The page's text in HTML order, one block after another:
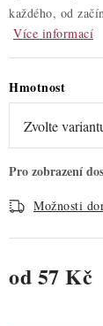
každého, od
Více informací
Hmotnost
Možnosti
od 57 Kč